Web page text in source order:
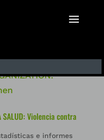
SALUD: Violencia contra
e informes